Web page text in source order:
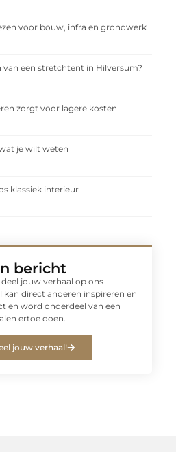
voor bouw, infra en grondwerk
van een stretchtent in Hilversum?
zorgt voor lagere kosten
je wilt weten
klassiek interieur
bericht
jouw verhaal op ons
direct anderen inspireren en
en word onderdeel van een
ertoe doen.
jouw verhaal!